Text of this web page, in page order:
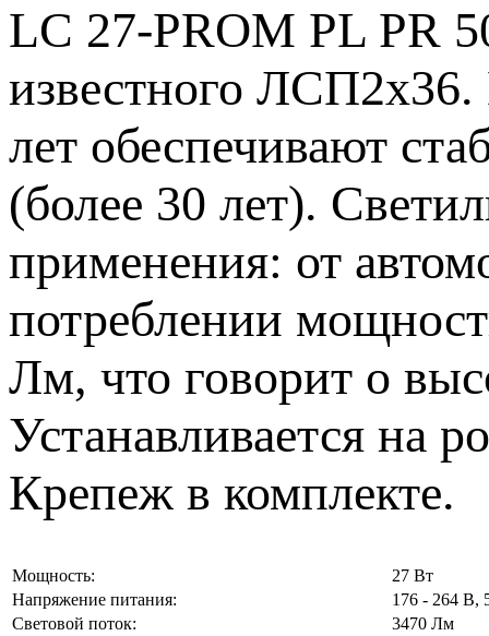
LC 27-PROM PL PR
известного ЛСП2х36.
лет обеспечивают
(более 30 лет).
применения: от
потреблении
Лм, что говорит о
Устанавливается на
Крепеж в комплекте.
Мощность:
27 Вт
Напряжение питания:
176 - 264 В,
Световой поток:
3470 Лм